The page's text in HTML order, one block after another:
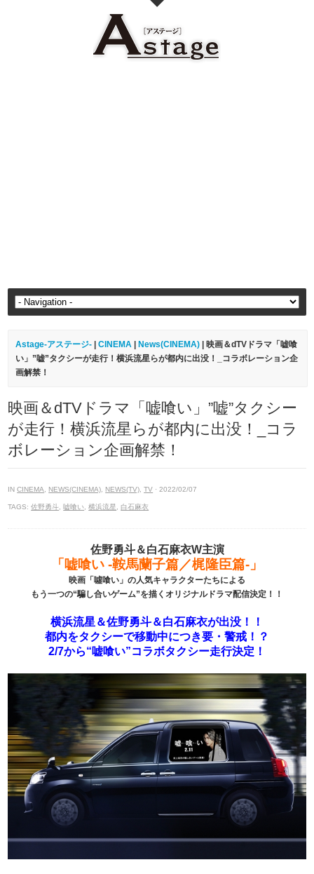
Astage-アステージ- |CINEMA News(CINEMA) | 映画＆dTVドラマ「嘘喰
い」”嘘”タクシーが走行！横浜流星らが都内に出没！_コラボレーション企
画解禁！
映画＆dTVドラマ「嘘喰い」”嘘”タクシー
が走行！横浜流星らが都内に出没！_コラ
ボレーション企画解禁！
INCINEMA NEWS(CINEMA) NEWS(TV) ,TV · 2022/02/07
TAGS:佐野勇斗 ,嘘喰い ,横浜流星 ,白石麻衣
佐野勇斗＆白石麻衣W主演
「嘘喰い -鞍馬蘭子篇／梶隆臣篇-」
映画「噓喰い」の人気キャラクターたちによる
もう一つの“騙し合いゲーム”を描くオリジナルドラマ配信決定！！
横浜流星＆佐野勇斗＆白石麻衣が出没！！
都内をタクシーで移動中につき要・警戒！？
2/7から“嘘喰い”コラボタクシー走行決定！